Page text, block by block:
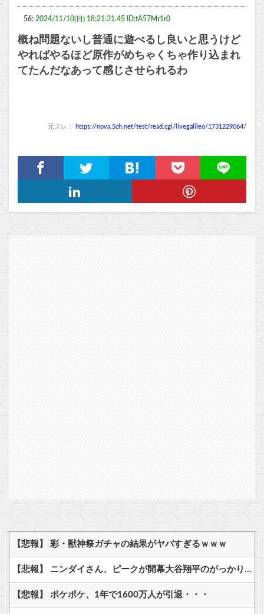
56: 2024/11/10(日) 18:21:31.45 ID:tA57Mr1r0
概ね問題ないし普通に遊べるし良いと思うけど
やればやるほど原作がめちゃくちゃ作り込まれ
てたんだなあって感じさせられるわ
元スレ： https://nova.5ch.net/test/read.cgi/livegalileo/1731229064/
【悲報】 彩・獣神祭ガチャの結果がヤバすぎるｗｗｗ
【悲報】 ニンダイさん、ピークが開幕大谷翔平のがっかりダイレクトだったと言われてしまう
【悲報】 ポケポケ、1年で1600万人が引退・・・